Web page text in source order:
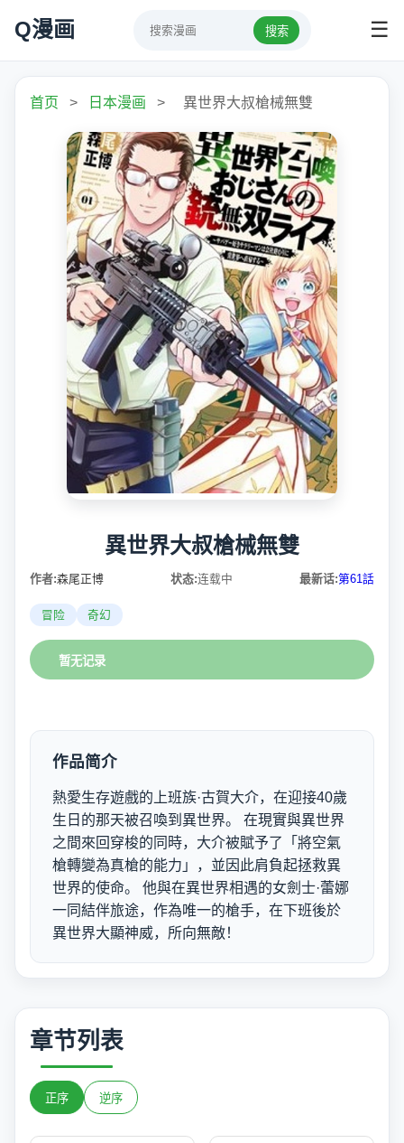
Q漫画 搜索 ☰
首页 > 日本漫画 > 異世界大叔槍械無雙
異世界大叔槍械無雙
作者:森尾正博 状态:连载中 最新话:第61話
冒险 奇幻
暂无记录
作品简介
熱愛生存遊戲的上班族·古賀大介，在迎接40歲
生日的那天被召喚到異世界。 在現實與異世界
之間來回穿梭的同時，大介被賦予了「將空氣
槍轉變為真槍的能力」，並因此肩負起拯救異
世界的使命。 他與在異世界相遇的女劍士·蕾娜
一同結伴旅途，作為唯一的槍手，在下班後於
異世界大顯神威，所向無敵！
章节列表
正序 逆序